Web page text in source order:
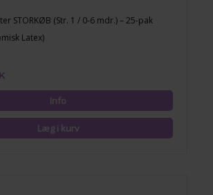
STORKØB (Str. 1 / 0-6 mdr.) – 25-pak
Latex)